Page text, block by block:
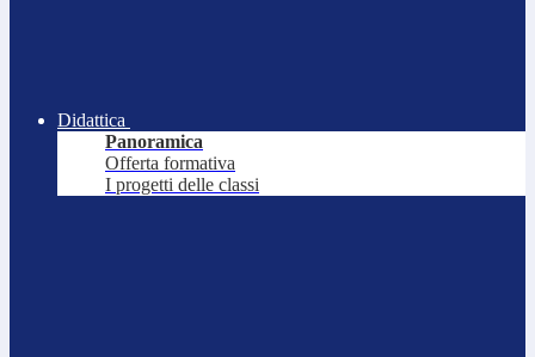
Didattica
Panoramica
Offerta formativa
I progetti delle classi